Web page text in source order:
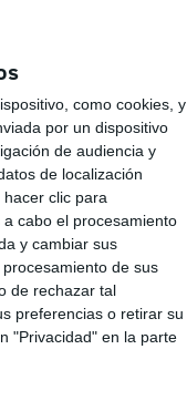
como cookies, y
por un dispositivo
de audiencia y
de localización
clic para
cabo el procesamiento
y cambiar sus
de sus
de rechazar tal
preferencias o retirar su
"Privacidad" en la parte